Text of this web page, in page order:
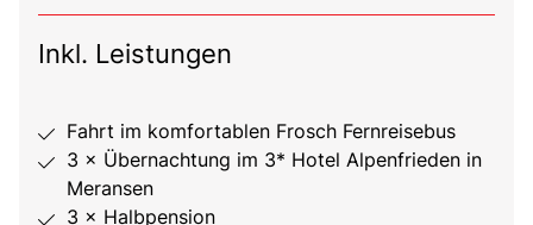
Inkl. Leistungen
Fahrt im komfortablen Frosch Fernreisebus
3 × Übernachtung im 3* Hotel Alpenfrieden in
Meransen
3 × Halbpension